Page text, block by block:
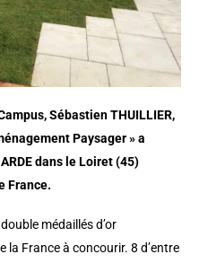
Sébastien THUILLIER,
Paysager » a
dans le Loiret (45)
France.
médaillés d’or
France à concourir. 8 d’entre